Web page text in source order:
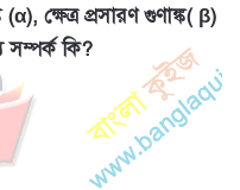
(α), ক্ষেত্র প্রসারণ গুণাঙ্ক( β)
সম্পর্ক কি?